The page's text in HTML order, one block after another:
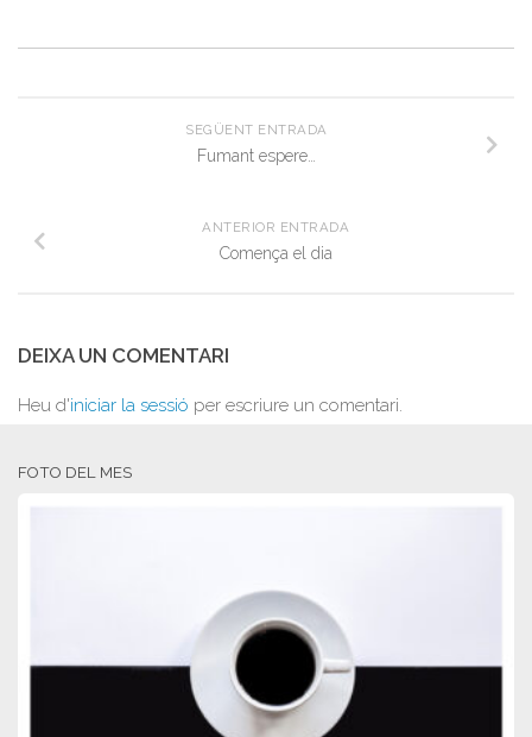
SEGÜENT ENTRADA
Fumant espere…
ANTERIOR ENTRADA
Comença el dia
DEIXA UN COMENTARI
Heu d'iniciar la sessió per escriure un comentari.
FOTO DEL MES